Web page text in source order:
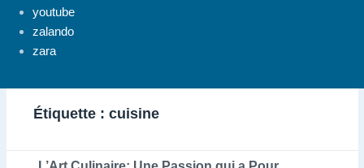
youtube
zalando
zara
Étiquette : cuisine